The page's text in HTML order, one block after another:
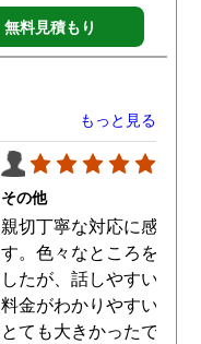
無料見積もり
もっと見る
その他
親切丁寧な対応に感謝し
す。色々なところを探し
したが、話しやすいこと
料金がわかりやすいこと
とても大きかったです。